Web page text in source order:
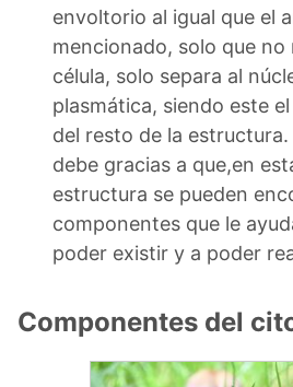
envoltorio al igual que el
mencionado, solo que no
célula, solo separa al
plasmática, siendo este
del resto de la
debe gracias a que,en
estructura se pueden
componentes que le
poder existir y a poder
Componentes del